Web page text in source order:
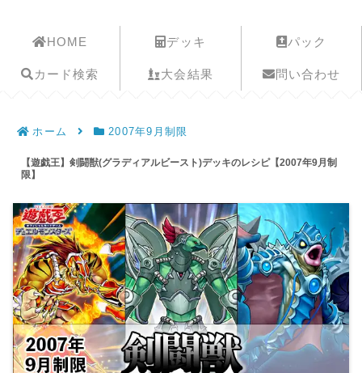
HOME デッキ パック
カード検索 大会結果 問い合わせ
ホーム 2007年9月制限
【遊戯王】剣闘獣(グラディアルビースト)デッキのレシピ【2007年9月制
限】